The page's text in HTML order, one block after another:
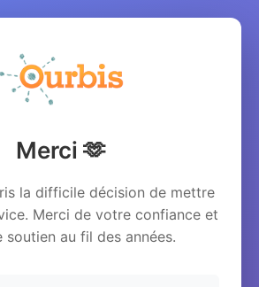
Merci 🫶
la difficile décision de mettre
Merci de votre confiance et
soutien au fil des années.